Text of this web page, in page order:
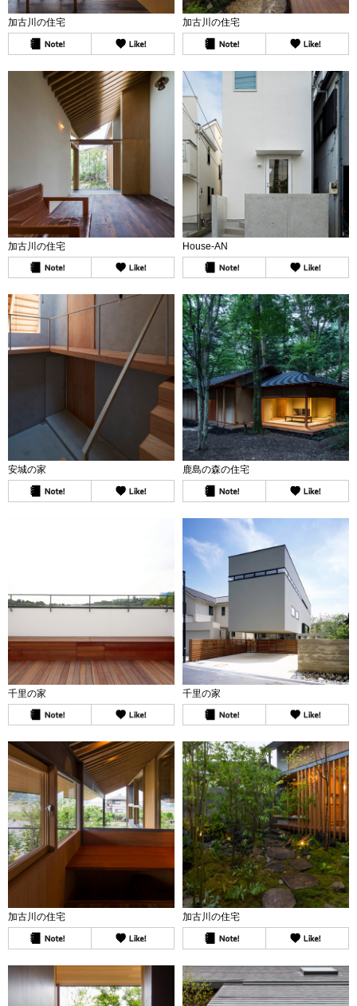
加古川の住宅 加古川の住宅
加古川の住宅 House-AN
安城の家 鹿島の森の住宅
千里の家 千里の家
加古川の住宅 加古川の住宅